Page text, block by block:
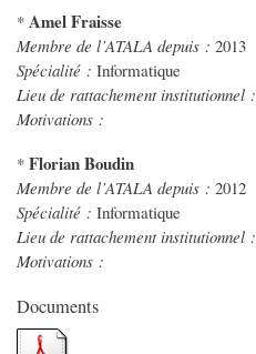
* Amel Fraisse
Membre de l’ATALA depuis : 2013
Spécialité : Informatique
Lieu de rattachement institutionnel :
Motivations :
* Florian Boudin
Membre de l’ATALA depuis : 2012
Spécialité : Informatique
Lieu de rattachement institutionnel :
Motivations :
Documents